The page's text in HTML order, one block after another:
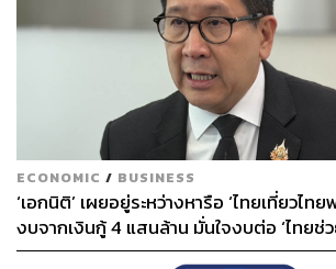
ECONOMIC / BUSINESS
‘เอกนิติ’ เผยอยู่ระหว่างหารือ ‘ไทยเที่ยวไท
งบจากเงินกู้ 4 แสนล้าน มั่นใจงบต่อ ‘ไทยช่
เฟส 2 มีเพียงพอ